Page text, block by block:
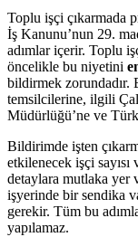
Toplu işçi çıkarmada
İş Kanunu’nun 29.
adımlar içerir. Toplu
öncelikle bu niyetini
bildirmek zorundadır.
temsilcilerine, ilgili
Müdürlüğü’ne ve
Bildirimde işten
etkilenecek işçi
detaylara mutlaka yer
işyerinde bir sendika
gerekir. Tüm bu
yapılamaz.